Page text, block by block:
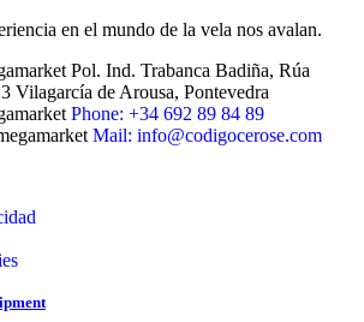
en el mundo de la vela nos avalan.
Pol. Ind. Trabanca Badiña, Rúa
Vilagarcía de Arousa, Pontevedra
Phone: +34 692 89 84 89
Mail: info@codigocerose.com